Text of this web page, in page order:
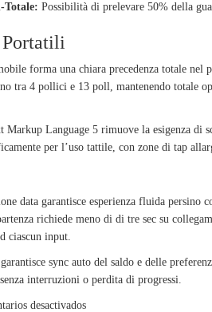
Totale: Possibilità di prelevare 50% della
Portatili
forma una chiara precedenza totale nel
tra 4 pollici e 13 poll, mantenendo totale
Language 5 rimuove la esigenza di
per l’uso tattile, con zone di tap
data garantisce esperienza fluida
richiede meno di di tre sec su
ciascun input.
sync auto del saldo e delle
interruzioni o perdita di progressi.
desactivadosen